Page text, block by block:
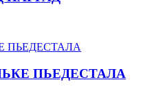
ПЬЕДЕСТАЛА